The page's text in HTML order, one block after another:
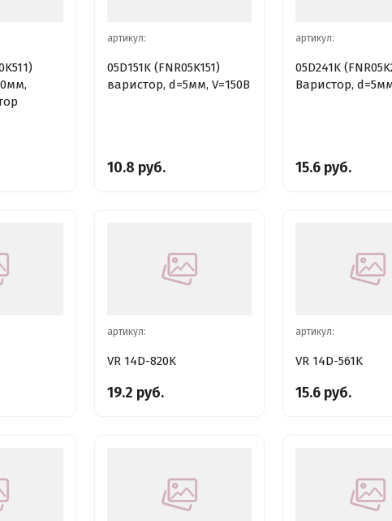
артикул:
05D151K (FNR05K151)
варистор, d=5мм, V=150В
10.8 руб.
артикул:
05D241K
Варистор,
15.6 руб.
артикул:
VR 14D-820K
19.2 руб.
артикул:
VR 14D-561K
15.6 руб.